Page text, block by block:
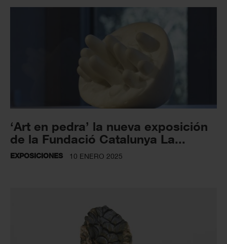
‘Art en pedra’ la nueva exposición
de la Fundació Catalunya La...
EXPOSICIONES 10 ENERO 2025